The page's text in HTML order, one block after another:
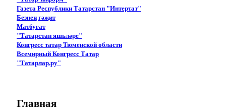
Газета Республики Татарстан "Интертат"
Безнең гәҗит
Матбугат
"Татарстан яшьләре"
Конгресс татар Тюменской области
Всемирный Конгресс Татар
"Татарлар.ру"
Главная